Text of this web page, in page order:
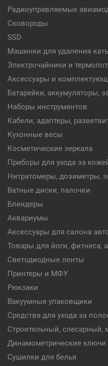
Радиоуправляемые
Сковороды
SSD
Машинки для удаления
Электрочайники и
Аксессуары и
Батарейки, аккумуляторы,
Наборы инструментов
Кабели, адаптеры,
Кухонные весы
Косметические зеркала
Приборы для ухода за
Нитратомеры, дозиметры,
Ватные диски, палочки
Блендеры
Аквариумы
Аксессуары для салона
Товары для йоги, фитнеса,
Светодиодные ленты
Принтеры и МФУ
Рюкзаки
Вакуумные упаковщики
Средства для ухода за
Строительный, слесарный,
Динамометрические ключи
Сушилки для белья